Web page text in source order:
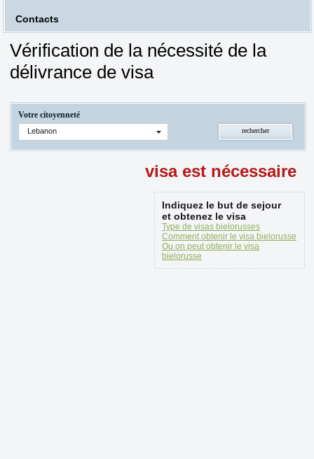
Сontacts
Vérification de la nécessité de la
délivrance de visa
Votre citoyenneté
Lebanon
visa est nécessaire
Indiquez le but de sejour
et obtenez le visa
Type de visas bielorusses
Comment obtenir le visa bielorusse
Ou on peut obtenir le visa
bielorusse